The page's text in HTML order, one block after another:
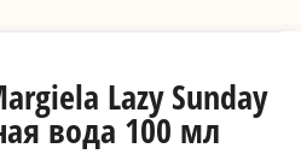
Lazy Sunday
вода 100 мл